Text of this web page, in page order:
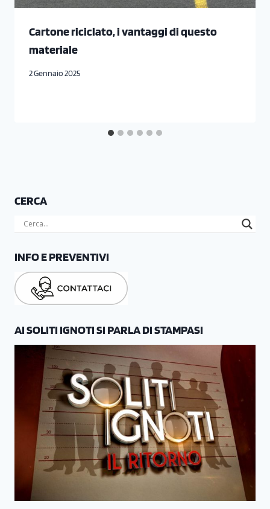
Cartone riciclato, i vantaggi di questo
materiale
2 Gennaio 2025
CERCA
INFO E PREVENTIVI
AI SOLITI IGNOTI SI PARLA DI STAMPASI